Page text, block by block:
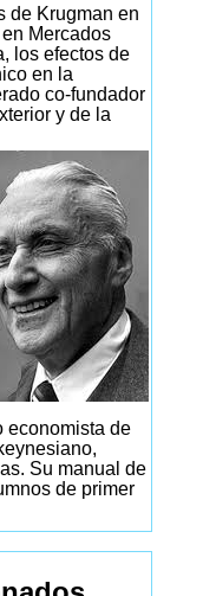
de Krugman en
Mercados
los efectos de
en la
co-fundador
y de la
economista de
Su manual de
de primer